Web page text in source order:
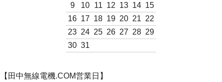
9
10 11 12 13 14 15
16 17 18 19 20 21 22
23 24 25 26 27 28 29
30 31
【田中無線電機.COM営業日】